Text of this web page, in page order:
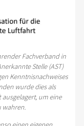
Fachverband in
Stelle (AST)
Kenntnisnachweises
wurde dies als
ausgelagert, um eine
wahren.